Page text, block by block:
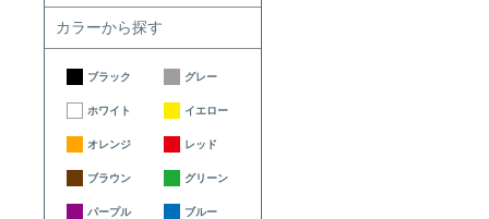
カラーから探す
ブラック グレー
ホワイト イエロー
オレンジ レッド
ブラウン グリーン
パープル ブルー